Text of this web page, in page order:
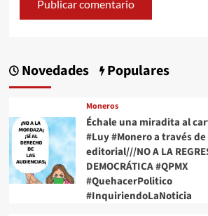
Novedades Populares
Moneros
Échale una miradita al
#Luy #Monero a través
editorial///NO A LA
DEMOCRÁTICA #QPMX
#QuehacerPolitico
#InquiriendoLaNoticia